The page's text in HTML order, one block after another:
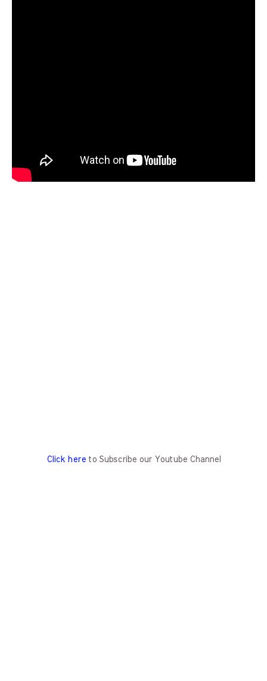
Click here to Subscribe our Youtube Channel